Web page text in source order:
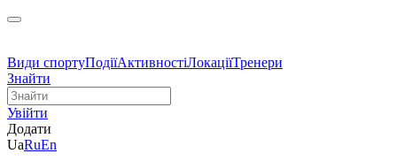
Види спортуПодіїАктивностіЛокаціїТренери
Знайти
Увійти
Додати
UaRuEn